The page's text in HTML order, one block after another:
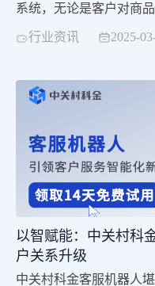
系统，无论是客户对商
还是对售后服务的诉求
行业资讯 2025-
以智赋能：中关村科
户关系升级
中关村科金客服机器人